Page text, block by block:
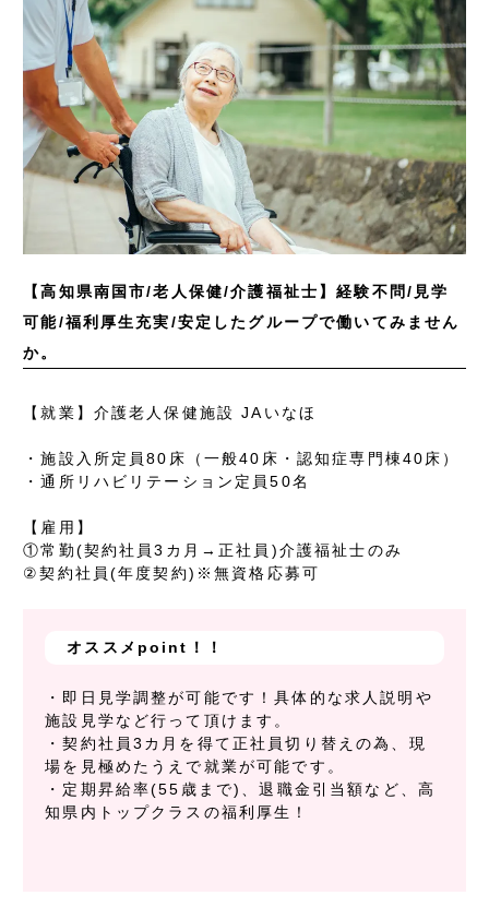
【高知県南国市/老人保健/介護福祉士】経験不問/見学
可能/福利厚生充実/安定したグループで働いてみません
か。
【就業】介護老人保健施設 JAいなほ
・施設入所定員80床（一般40床・認知症専門棟40床）
・通所リハビリテーション定員50名
【雇用】
①常勤(契約社員3カ月→正社員)介護福祉士のみ
②契約社員(年度契約)※無資格応募可
オススメpoint！！
・即日見学調整が可能です！具体的な求人説明や
施設見学など行って頂けます。
・契約社員3カ月を得て正社員切り替えの為、現
場を見極めたうえで就業が可能です。
・定期昇給率(55歳まで)、退職金引当額など、高
知県内トップクラスの福利厚生！